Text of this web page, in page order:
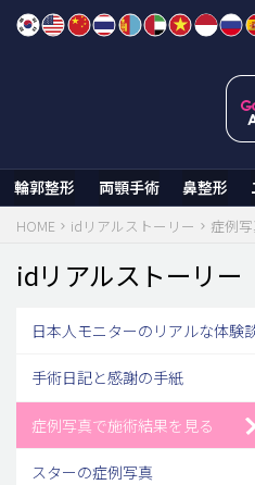
Skip
輪郭整形 両顎手術 鼻整形
HOME idリアルストーリー 症例
idリアルストーリー
日本人モニターのリアルな体験
手術日記と感謝の手紙
症例写真で施術結果を見る
スターの症例写真